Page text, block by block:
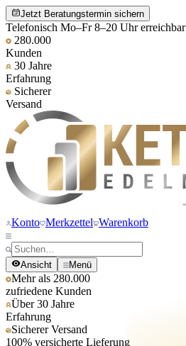
Jetzt Beratungstermin sichern
Telefonisch Mo–Fr 8–20 Uhr erreichbar
280.000
Kunden
30 Jahre
Erfahrung
Sicherer
Versand
Konto Merkzettel Warenkorb
Ansicht Menü
Mehr als 280.000
zufriedene Kunden
Über 30 Jahre
Erfahrung
Sicherer Versand
100% versicherte Lieferung